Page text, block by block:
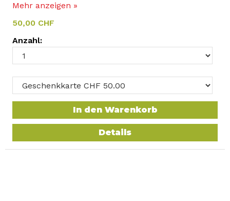
Mehr anzeigen »
50,00 CHF
Anzahl:
In den Warenkorb
Details